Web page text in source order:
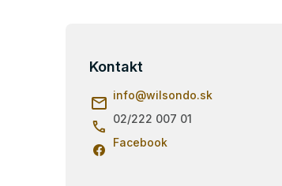
Kontakt
info@wilsondo.sk
02/222 007 01
Facebook